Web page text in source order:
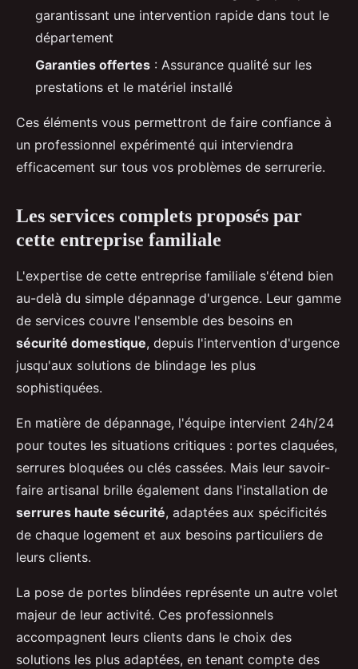
garantissant une intervention rapide dans tout le
département
Garanties offertes : Assurance qualité sur les
prestations et le matériel installé
Ces éléments vous permettront de faire confiance à
un professionnel expérimenté qui interviendra
efficacement sur tous vos problèmes de serrurerie.
Les services complets proposés par
cette entreprise familiale
L'expertise de cette entreprise familiale s'étend bien
au-delà du simple dépannage d'urgence. Leur gamme
de services couvre l'ensemble des besoins en
sécurité domestique, depuis l'intervention d'urgence
jusqu'aux solutions de blindage les plus
sophistiquées.
En matière de dépannage, l'équipe intervient 24h/24
pour toutes les situations critiques : portes claquées,
serrures bloquées ou clés cassées. Mais leur savoir-
faire artisanal brille également dans l'installation de
serrures haute sécurité, adaptées aux spécificités
de chaque logement et aux besoins particuliers de
leurs clients.
La pose de portes blindées représente un autre volet
majeur de leur activité. Ces professionnels
accompagnent leurs clients dans le choix des
solutions les plus adaptées, en tenant compte des